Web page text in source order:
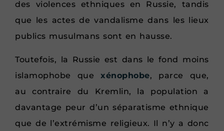
des violences ethniques en Russie, tandis
que les actes de vandalisme dans les lieux
publics musulmans sont en hausse.
Toutefois, la Russie est dans le fond moins
islamophobe quexénophobe, parce que,
au contraire du Kremlin, la population a
davantage peur d’un séparatisme ethnique
que de l’extrémisme religieux. Il n’y a donc